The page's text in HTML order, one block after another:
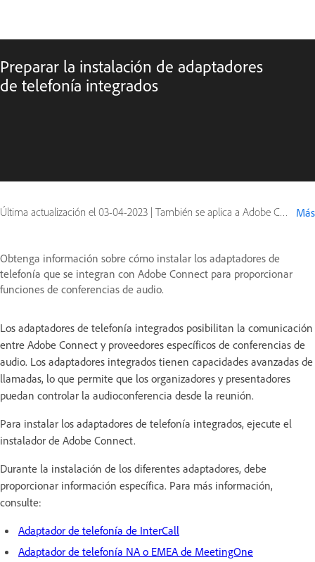
Preparar la instalación de adaptadores
de telefonía integrados
Última actualización el 03-04-2023 | También se aplica a Adobe Connect 10, Adobe Connect 9 Más
Obtenga información sobre cómo instalar los adaptadores de
telefonía que se integran con Adobe Connect para proporcionar
funciones de conferencias de audio.
Los adaptadores de telefonía integrados posibilitan la comunicación
entre Adobe Connect y proveedores específicos de conferencias de
audio. Los adaptadores integrados tienen capacidades avanzadas de
llamadas, lo que permite que los organizadores y presentadores
puedan controlar la audioconferencia desde la reunión.
Para instalar los adaptadores de telefonía integrados, ejecute el
instalador de Adobe Connect.
Durante la instalación de los diferentes adaptadores, debe
proporcionar información específica. Para más información,
consulte:
Adaptador de telefonía de InterCall
Adaptador de telefonía NA o EMEA de MeetingOne